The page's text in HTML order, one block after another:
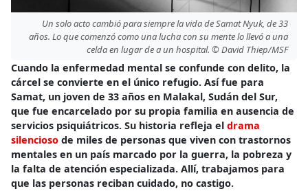
Un solo acto cambió para siempre la vida de Samat Nyuk, de 33
años. Lo que comenzó como una lucha con su mente lo llevó a una
celda en lugar de a un hospital. © David Thiep/MSF
Cuando la enfermedad mental se confunde con delito, la
cárcel se convierte en el único refugio. Así fue para
Samat, un joven de 33 años en Malakal, Sudán del Sur,
que fue encarcelado por su propia familia en ausencia de
servicios psiquiátricos. Su historia refleja el drama
silencioso de miles de personas que viven con trastornos
mentales en un país marcado por la guerra, la pobreza y
la falta de atención especializada. Allí, trabajamos para
que las personas reciban cuidado, no castigo.